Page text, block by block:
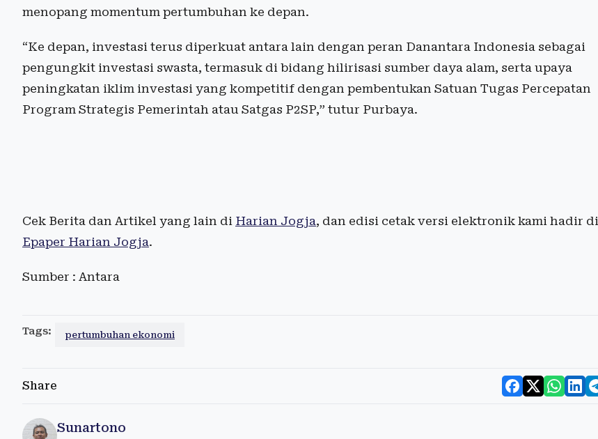
menopang momentum pertumbuhan ke depan.
“Ke depan, investasi terus diperkuat antara lain dengan peran Danantara Indonesia sebagai
pengungkit investasi swasta, termasuk di bidang hilirisasi sumber daya alam, serta upaya
peningkatan iklim investasi yang kompetitif dengan pembentukan Satuan Tugas Percepatan
Program Strategis Pemerintah atau Satgas P2SP,” tutur Purbaya.
Cek Berita dan Artikel yang lain di Harian Jogja, dan edisi cetak versi elektronik kami hadir di
Epaper Harian Jogja.
Sumber : Antara
Tags: pertumbuhan ekonomi
Share
Sunartono